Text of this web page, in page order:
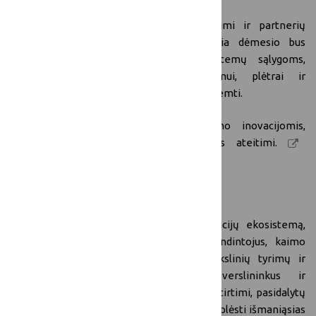
patirtimi ir partnerių
sukauptomis žiniomis, sesijoje daugiausia dėmesio bus
skiriama politikos, valdymo ir ekosistemų sąlygoms,
reikalingoms kaimo inovacijų diegimui, plėtrai ir
perkeliamumui skirtingose ​​teritorijose paremti.
Dalyvauti gali visi, besidomintys kaimo inovacijomis,
išmaniaisiais kaimais ir kaimo plėtros ateitimi.
Šis forumas suburia plačią kaimo inovacijų ekosistemą,
įskaitant politikos formuotojus ir įgyvendintojus, kaimo
inovacijų tinklus, ES finansuojamus mokslinių tyrimų ir
inovacijų projektus, organizacijas, verslininkus ir
bendruomenių atstovus, kad pasikeistų patirtimi, pasidalytų
politikos įžvalgomis ir ištirtų būdus, kaip išplėsti išmaniąsias